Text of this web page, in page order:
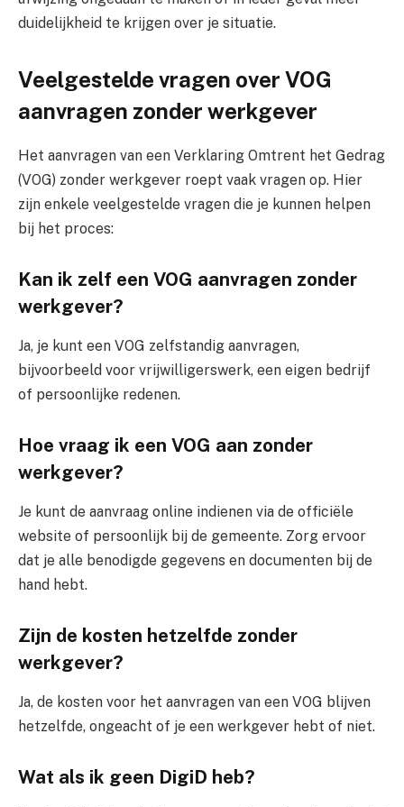
duidelijkheid te krijgen over je situatie.
Veelgestelde vragen over VOG
aanvragen zonder werkgever
Het aanvragen van een Verklaring Omtrent het Gedrag
(VOG) zonder werkgever roept vaak vragen op. Hier
zijn enkele veelgestelde vragen die je kunnen helpen
bij het proces:
Kan ik zelf een VOG aanvragen zonder
werkgever?
Ja, je kunt een VOG zelfstandig aanvragen,
bijvoorbeeld voor vrijwilligerswerk, een eigen bedrijf
of persoonlijke redenen.
Hoe vraag ik een VOG aan zonder
werkgever?
Je kunt de aanvraag online indienen via de officiële
website of persoonlijk bij de gemeente. Zorg ervoor
dat je alle benodigde gegevens en documenten bij de
hand hebt.
Zijn de kosten hetzelfde zonder
werkgever?
Ja, de kosten voor het aanvragen van een VOG blijven
hetzelfde, ongeacht of je een werkgever hebt of niet.
Wat als ik geen DigiD heb?